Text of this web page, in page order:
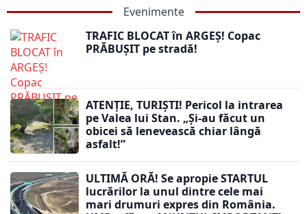
Evenimente
TRAFIC BLOCAT în ARGEȘ! Copac
PRĂBUȘIT pe stradă!
ATENȚIE, TURIȘTI! Pericol la intrarea
pe Valea lui Stan. „Și-au făcut un
obicei să lenevească chiar lângă
asfalt!”
ULTIMĂ ORĂ! Se apropie STARTUL
lucrărilor la unul dintre cele mai
mari drumuri expres din România.